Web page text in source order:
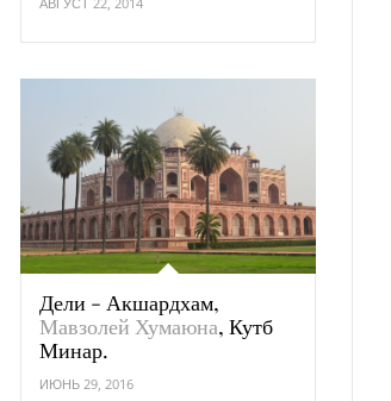
Дели - Акшардхам,
Мавзолей Хумаюна, Кутб
Минар.
ИЮНЬ 29, 2016